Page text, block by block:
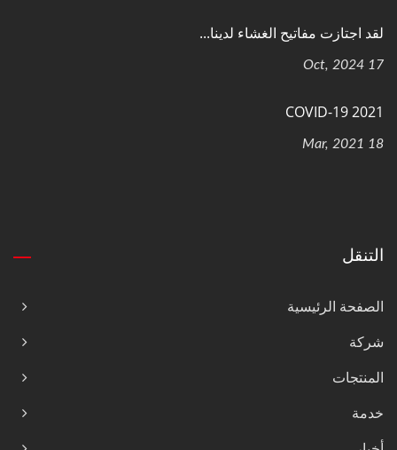
لقد اجتازت مفاتيح الغشاء لدينا...
17 Oct, 2024
COVID-19 2021
18 Mar, 2021
التنقل
الصفحة الرئيسية
شركة
المنتجات
خدمة